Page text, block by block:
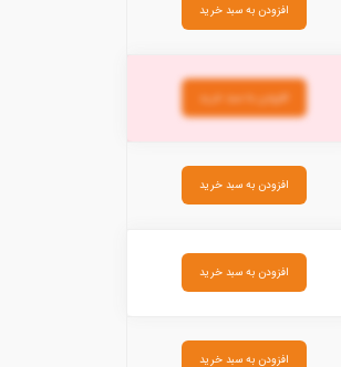
افزودن به سبد خرید
افزودن به سبد خرید
افزودن به سبد خرید
افزودن به سبد خرید
افزودن به سبد خرید